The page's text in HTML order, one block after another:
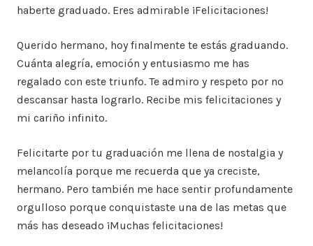
haberte graduado. Eres admirable ¡Felicitaciones!
Querido hermano, hoy finalmente te estás graduando.
Cuánta alegría, emoción y entusiasmo me has
regalado con este triunfo. Te admiro y respeto por no
descansar hasta lograrlo. Recibe mis felicitaciones y
mi cariño infinito.
Felicitarte por tu graduación me llena de nostalgia y
melancolía porque me recuerda que ya creciste,
hermano. Pero también me hace sentir profundamente
orgulloso porque conquistaste una de las metas que
más has deseado ¡Muchas felicitaciones!